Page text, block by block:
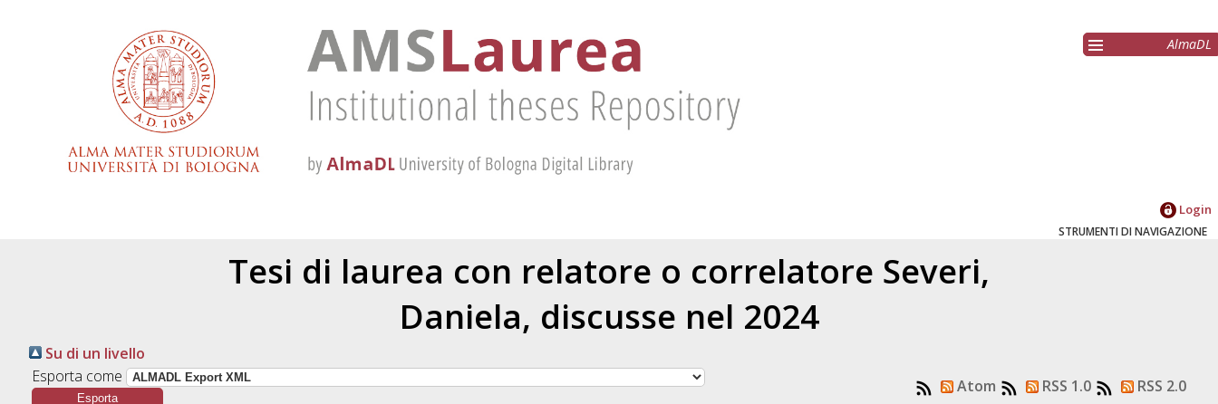
AlmaDL
Login
STRUMENTI DI NAVIGAZIONE
Tesi di laurea con relatore o correlatore Severi,
Daniela, discusse nel 2024
Su di un livello
Esporta come
Atom RSS 1.0 RSS 2.0